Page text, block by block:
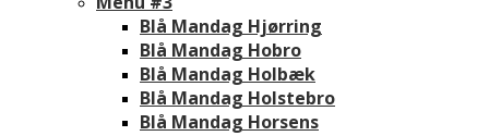
Blå Mandag Hjørring
Blå Mandag Hobro
Blå Mandag Holbæk
Blå Mandag Holstebro
Blå Mandag Horsens